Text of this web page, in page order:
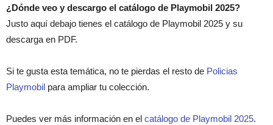
¿Dónde veo y descargo el catálogo de Playmobil 2025?
Justo aquí debajo tienes el catálogo de Playmobil 2025 y su
descarga en PDF.
Si te gusta esta temática, no te pierdas el resto de Policias
Playmobil para ampliar tu colección.
Puedes ver más información en el catálogo de Playmobil 2025.